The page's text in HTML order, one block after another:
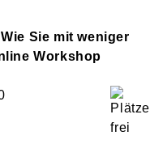
Sie mit weniger
Workshop